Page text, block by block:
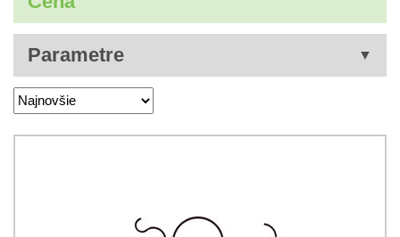
Parametre